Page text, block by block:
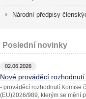
Národní předpisy
Poslední novinky
02.06.2026
Nové prováděcí rozhodnutí
- prováděcí rozhodnutí Komise
(EU)2026/989, kterým se mění